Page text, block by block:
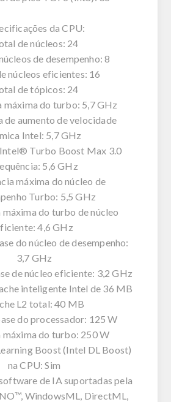
da CPU:
de núcleos: 24
de desempenho: 8
núcleos eficientes: 16
de tópicos: 24
máxima do turbo: 5,7 GHz
de aumento de velocidade
Intel: 5,7 GHz
Turbo Boost Max 3.0
5,6 GHz
máxima do núcleo de
Turbo: 5,5 GHz
máxima do turbo de núcleo
4,6 GHz
do núcleo de desempenho:
3,7 GHz
de núcleo eficiente: 3,2 GHz
inteligente Intel de 36 MB
L2 total: 40 MB
do processador: 125 W
máxima do turbo: 250 W
Boost (Intel DL Boost)
na CPU: Sim
de IA suportadas pela
WindowsML, DirectML,